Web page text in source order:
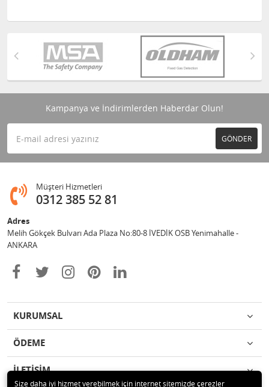
Kampanya ve İndirimlerden Haberdar Olun!
GÖNDER
Müşteri Hizmetleri
0312 385 52 81
Adres
Melih Gökçek Bulvarı Ada Plaza No:80-8 İVEDİK OSB Yenimahalle -
ANKARA
KURUMSAL
ÖDEME
İLETİŞİM
Size daha iyi hizmet verebilmek için internet sitemizde çerezler